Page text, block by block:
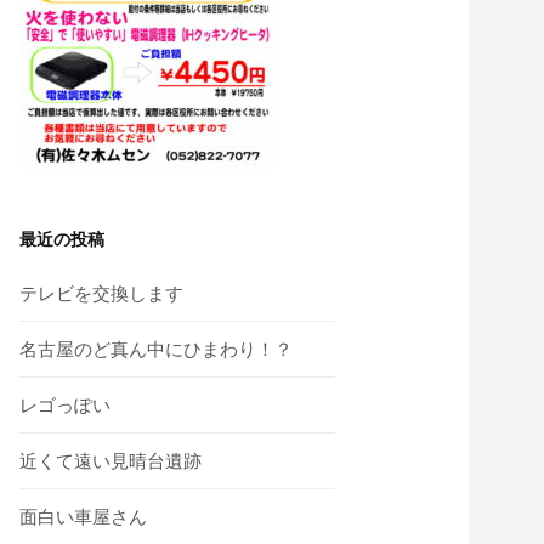
最近の投稿
テレビを交換します
名古屋のど真ん中にひまわり！？
レゴっぽい
近くて遠い見晴台遺跡
面白い車屋さん